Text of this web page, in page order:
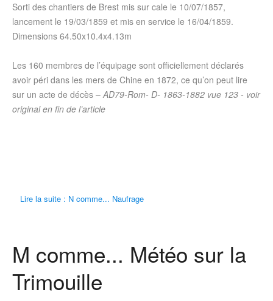
Sorti des chantiers de Brest mis sur cale le 10/07/1857,
lancement le 19/03/1859 et mis en service le 16/04/1859.
Dimensions 64.50x10.4x4.13m
Les 160 membres de l’équipage sont officiellement déclarés
avoir péri dans les mers de Chine en 1872, ce qu’on peut lire
sur un acte de décès –AD79-Rom- D- 1863-1882 vue 123 - voir
original en fin de l’article
Lire la suite : N comme... Naufrage
M comme... Météo sur la
Trimouille